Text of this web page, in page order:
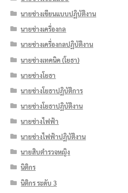
นายช่างเขียนแบบปฏิบัติงาน
นายช่างเครื่องกล
นายช่างเครื่องกลปฏิบัติงาน
นายช่างเทคนิค (โยธา)
นายช่างโยธา
นายช่างโยธาปฏิบัติการ
นายช่างโยธาปฏิบัติงาน
นายช่างไฟฟ้า
นายช่างไฟฟ้าปฏิบัติงาน
นายสิบตำรวจหญิง
นิติกร
นิติกร ระดับ 3